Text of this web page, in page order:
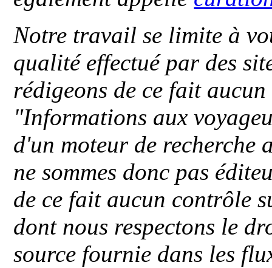
Notre travail se limite à
qualité effectué par des
rédigeons de ce fait
"Informations aux
d'un moteur de recherche
ne sommes donc pas
de ce fait aucun contrôle
dont nous respectons le
source fournie dans les